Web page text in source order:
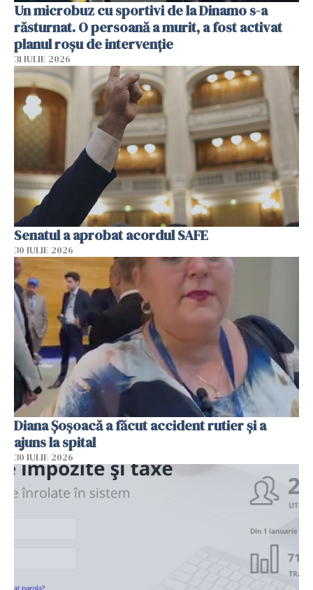
Un microbuz cu sportivi de la Dinamo s-a
răsturnat. O persoană a murit, a fost activat
planul roșu de intervenție
31 IULIE 2026
Senatul a aprobat acordul SAFE
30 IULIE 2026
Diana Șoșoacă a făcut accident rutier și a
ajuns la spital
30 IULIE 2026